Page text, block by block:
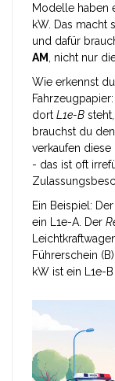
Modelle haben
kW. Das macht
und dafür
AM
, nicht nur
Wie erkennst
dort L1e-B
brauchst du
verkaufen diese
- das ist oft
Ein Beispiel: Der
ein L1e-A. Der
Führerschein
kW ist ein L1e-